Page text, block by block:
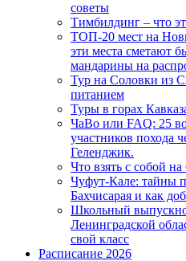
советы
Тимбилдинг – что
ТОП-20 мест на
эти места сметают
мандарины на
Тур на Соловки из
питанием
Туры в горах
ЧаВо или FAQ: 25
участников похода
Геленджик.
Что взять с собой
Чуфут-Кале: тайны
Бахчисарая и как
Школьный
Ленинградской
свой класс
Расписание 2026